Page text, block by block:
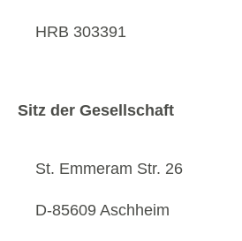
HRB 303391
Sitz der Gesellschaft
St. Emmeram Str. 26
D-85609 Aschheim